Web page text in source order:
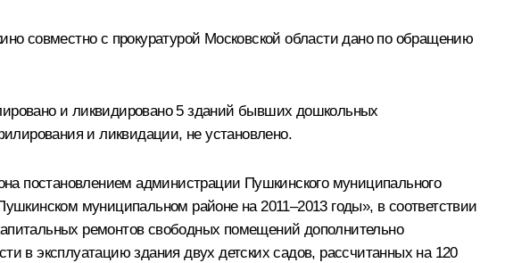
совместно с прокуратурой Московской области дано по обращению
и ликвидировано 5 зданий бывших дошкольных
и ликвидации, не установлено.
постановлением администрации Пушкинского муниципального
муниципальном районе на 2011–2013 годы», в соответствии
ремонтов свободных помещений дополнительно
в эксплуатацию здания двух детских садов, рассчитанных на 120